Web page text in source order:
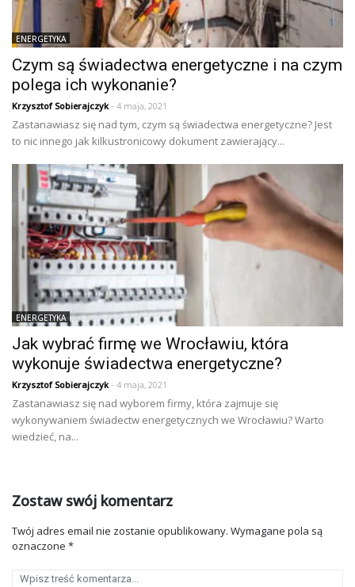
ENERGETYKA
Czym są świadectwa energetyczne i na czym
polega ich wykonanie?
Krzysztof Sobierajczyk- 4 maja, 2021
Zastanawiasz się nad tym, czym są świadectwa energetyczne? Jest
to nic innego jak kilkustronicowy dokument zawierający...
ENERGETYKA
Jak wybrać firmę we Wrocławiu, która
wykonuje świadectwa energetyczne?
Krzysztof Sobierajczyk- 4 maja, 2021
Zastanawiasz się nad wyborem firmy, która zajmuje się
wykonywaniem świadectw energetycznych we Wrocławiu? Warto
wiedzieć, na...
Zostaw swój komentarz
Twój adres email nie zostanie opublikowany. Wymagane pola są
oznaczone *